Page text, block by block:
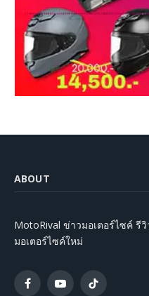
ABOUT
MotoRival ข่าวมอเตอร์ไซค์ รี
มอเตอร์ไซค์ใหม่
FacebookYouTubeTikTok